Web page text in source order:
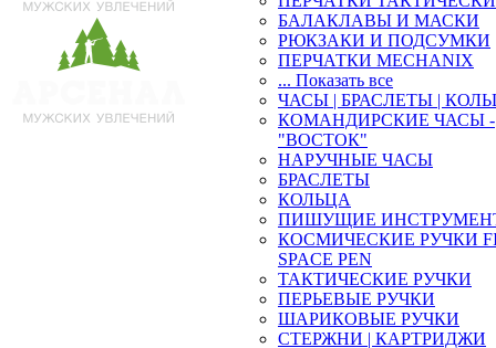
БАЛАКЛАВЫ И МАСКИ
РЮКЗАКИ И ПОДСУМКИ
ПЕРЧАТКИ MECHANIX
... Показать все
ЧАСЫ | БРАСЛЕТЫ |
КОМАНДИРСКИЕ ЧАСЫ -
"ВОСТОК"
НАРУЧНЫЕ ЧАСЫ
БРАСЛЕТЫ
КОЛЬЦА
ПИШУЩИЕ
КОСМИЧЕСКИЕ РУЧКИ
SPACE PEN
ТАКТИЧЕСКИЕ РУЧКИ
ПЕРЬЕВЫЕ РУЧКИ
ШАРИКОВЫЕ РУЧКИ
СТЕРЖНИ | КАРТРИДЖИ